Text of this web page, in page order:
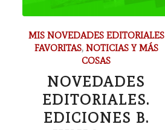
MIS NOVEDADES EDITORIALES
FAVORITAS, NOTICIAS Y MÁS
COSAS
NOVEDADES
EDITORIALES.
EDICIONES B.